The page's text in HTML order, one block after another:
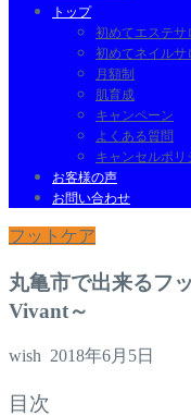
トップ
初めてエステサ
初めてネイルサ
月額制
肌育成
キャンペーン
よくある質問
キャンセルポリ
お客様の声
お問い合わせ
フットケア
丸亀市で出来るフ
Vivant～
wish 2018年6月5日
目次